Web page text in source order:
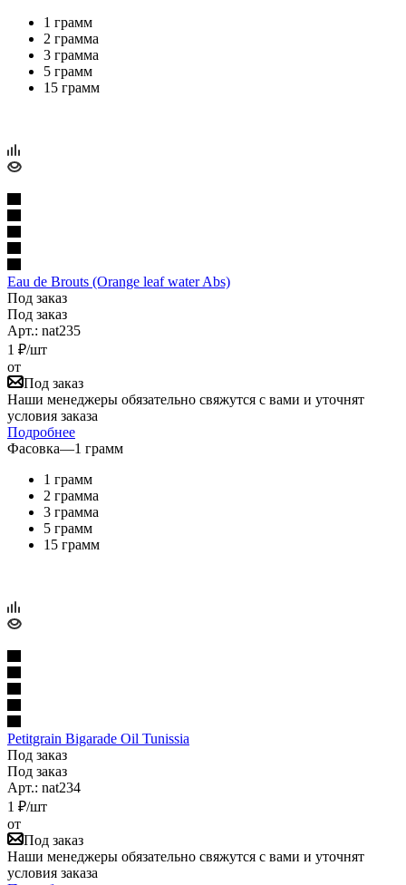
1 грамм
2 грамма
3 грамма
5 грамм
15 грамм
Eau de Brouts (Orange leaf water Abs)
Под заказ
Под заказ
Арт.: nat235
1 ₽/шт
от
Под заказ
Наши менеджеры обязательно свяжутся с вами и уточнят
условия заказа
Подробнее
Фасовка—1 грамм
1 грамм
2 грамма
3 грамма
5 грамм
15 грамм
Petitgrain Bigarade Oil Tunissia
Под заказ
Под заказ
Арт.: nat234
1 ₽/шт
от
Под заказ
Наши менеджеры обязательно свяжутся с вами и уточнят
условия заказа